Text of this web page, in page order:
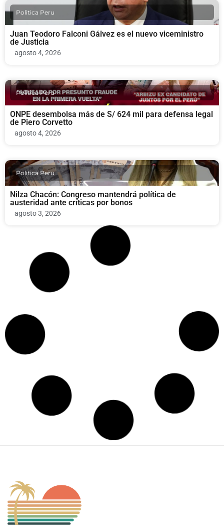
Politica Peru
Juan Teodoro Falconi Gálvez es el nuevo viceministro
de Justicia
agosto 4, 2026
Politica Peru
ONPE desembolsa más de S/ 624 mil para defensa legal
de Piero Corvetto
agosto 4, 2026
Politica Peru
Nilza Chacón: Congreso mantendrá política de
austeridad ante críticas por bonos
agosto 3, 2026